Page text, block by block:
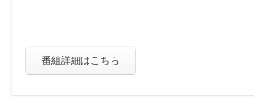
番組詳細はこちら